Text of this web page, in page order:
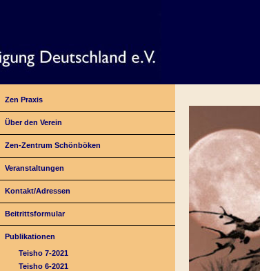
Zen Praxis
Über den Verein
Zen-Zentrum Schönböken
Veranstaltungen
Kontakt/Adressen
Beitrittsformular
Publikationen
Teisho 7-2021
Teisho 6-2021